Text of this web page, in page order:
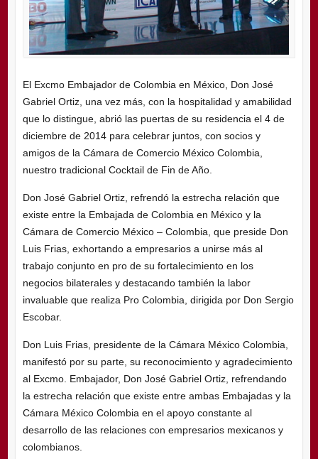
El Excmo Embajador de Colombia en México, Don José
Gabriel Ortiz, una vez más, con la hospitalidad y amabilidad
que lo distingue, abrió las puertas de su residencia el 4 de
diciembre de 2014 para celebrar juntos, con socios y
amigos de la Cámara de Comercio México Colombia,
nuestro tradicional Cocktail de Fin de Año.
Don José Gabriel Ortiz, refrendó la estrecha relación que
existe entre la Embajada de Colombia en México y la
Cámara de Comercio México – Colombia, que preside Don
Luis Frias, exhortando a empresarios a unirse más al
trabajo conjunto en pro de su fortalecimiento en los
negocios bilaterales y destacando también la labor
invaluable que realiza Pro Colombia, dirigida por Don Sergio
Escobar.
Don Luis Frias, presidente de la Cámara México Colombia,
manifestó por su parte, su reconocimiento y agradecimiento
al Excmo. Embajador, Don José Gabriel Ortiz, refrendando
la estrecha relación que existe entre ambas Embajadas y la
Cámara México Colombia en el apoyo constante al
desarrollo de las relaciones con empresarios mexicanos y
colombianos.